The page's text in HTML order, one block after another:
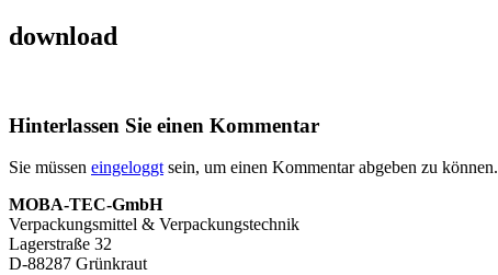
download
Hinterlassen Sie einen Kommentar
Sie müssen eingeloggt sein, um einen Kommentar abgeben zu können.
MOBA-TEC-GmbH
Verpackungsmittel & Verpackungstechnik
Lagerstraße 32
D-88287 Grünkraut